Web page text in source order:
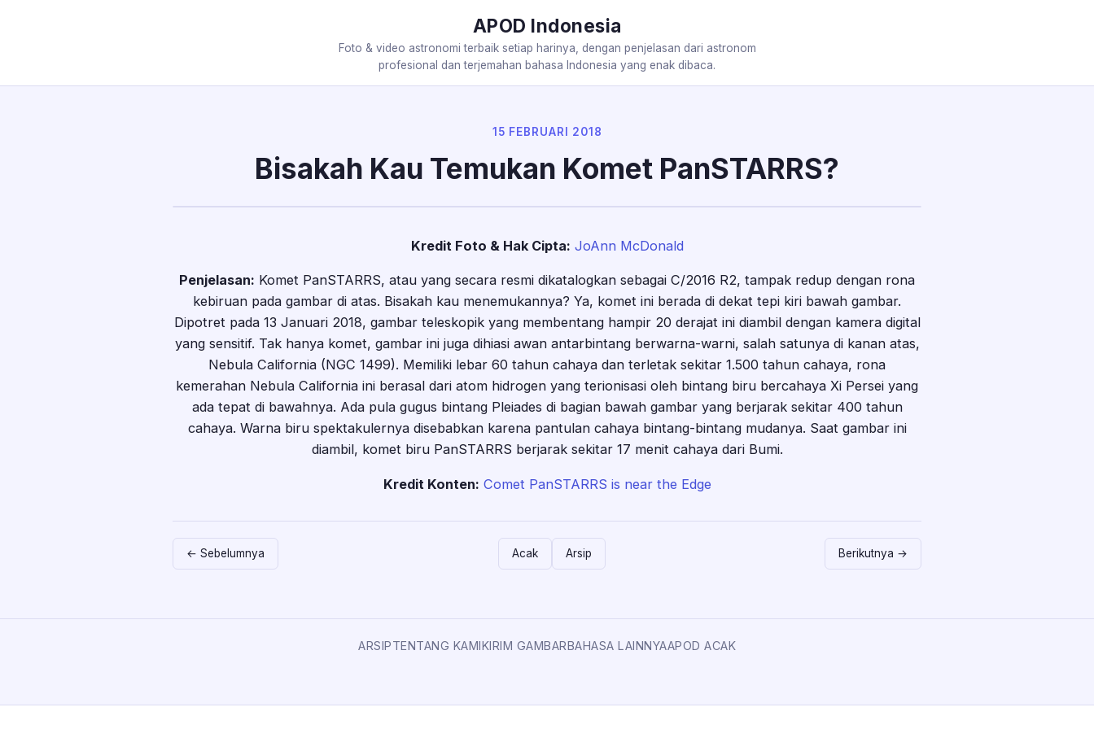
APOD Indonesia
Foto & video astronomi terbaik setiap harinya, dengan penjelasan dari astronom
profesional dan terjemahan bahasa Indonesia yang enak dibaca.
15 FEBRUARI 2018
Bisakah Kau Temukan Komet PanSTARRS?
Kredit Foto & Hak Cipta: JoAnn McDonald
Penjelasan: Komet PanSTARRS, atau yang secara resmi dikatalogkan sebagai C/2016 R2, tampak redup dengan rona
kebiruan pada gambar di atas. Bisakah kau menemukannya? Ya, komet ini berada di dekat tepi kiri bawah gambar.
Dipotret pada 13 Januari 2018, gambar teleskopik yang membentang hampir 20 derajat ini diambil dengan kamera digital
yang sensitif. Tak hanya komet, gambar ini juga dihiasi awan antarbintang berwarna-warni, salah satunya di kanan atas,
Nebula California (NGC 1499). Memiliki lebar 60 tahun cahaya dan terletak sekitar 1.500 tahun cahaya, rona
kemerahan Nebula California ini berasal dari atom hidrogen yang terionisasi oleh bintang biru bercahaya Xi Persei yang
ada tepat di bawahnya. Ada pula gugus bintang Pleiades di bagian bawah gambar yang berjarak sekitar 400 tahun
cahaya. Warna biru spektakulernya disebabkan karena pantulan cahaya bintang-bintang mudanya. Saat gambar ini
diambil, komet biru PanSTARRS berjarak sekitar 17 menit cahaya dari Bumi.
Kredit Konten: Comet PanSTARRS is near the Edge
← Sebelumnya Acak Arsip Berikutnya →
ARSIPTENTANG KAMIKIRIM GAMBARBAHASA LAINNYAAPOD ACAK